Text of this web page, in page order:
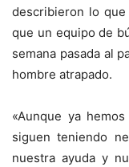
describieron lo
que un equipo de
semana pasada al
hombre atrapado.
«Aunque ya
siguen teniendo
nuestra ayuda y